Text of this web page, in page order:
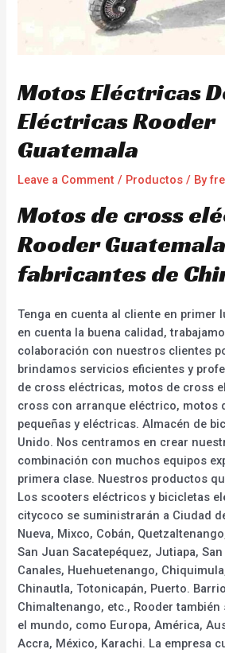
Motos Eléctricas
Eléctricas Rooder
Guatemala
Leave a Comment / Productos / By
Motos de cross
Rooder
fabricantes de
Tenga en cuenta al cliente en primer
en cuenta la buena calidad,
colaboración con nuestros clientes
brindamos servicios eficientes y
de cross eléctricas, motos de cross
cross con arranque eléctrico, motos
pequeñas y eléctricas. Almacén de
Unido. Nos centramos en crear
combinación con muchos equipos
primera clase. Nuestros productos
Los scooters eléctricos y bicicletas
citycoco se suministrarán a Ciudad
Nueva, Mixco, Cobán,
San Juan Sacatepéquez, Jutiapa,
Canales, Huehuetenango,
Chinautla, Totonicapán, Puerto.
Chimaltenango, etc., Rooder
el mundo, como Europa, América,
Accra, México, Karachi. La empresa